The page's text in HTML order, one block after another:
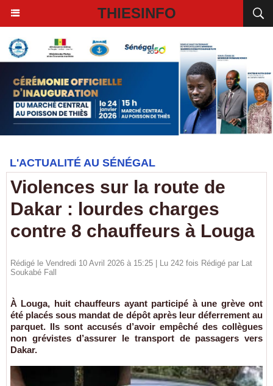
THIESINFO
L'ACTUALITÉ AU SÉNÉGAL
Violences sur la route de
Dakar : lourdes charges
contre 8 chauffeurs à Louga
Rédigé le Vendredi 10 Avril 2026 à 15:25 | Lu 242 fois Rédigé par Lat
Soukabé Fall
À Louga, huit chauffeurs ayant participé à une grève ont
été placés sous mandat de dépôt après leur déferrement au
parquet. Ils sont accusés d’avoir empêché des collègues
non grévistes d’assurer le transport de passagers vers
Dakar.